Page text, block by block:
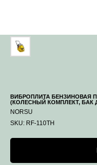
ВИБРОПЛИТА БЕНЗИНОВАЯ
(КОЛЕСНЫЙ КОМПЛЕКТ, БАК
NORSU
SKU: RF-110TH